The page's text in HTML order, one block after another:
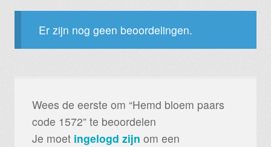
Er zijn nog geen beoordelingen.
Wees de eerste om “Hemd bloem paars
code 1572” te beoordelen
Je moet ingelogd zijn om een